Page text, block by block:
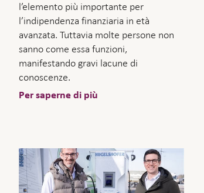
l’elemento più importante per
l’indipendenza finanziaria in età
avanzata. Tuttavia molte persone non
sanno come essa funzioni,
manifestando gravi lacune di
conoscenze.
Per saperne di più